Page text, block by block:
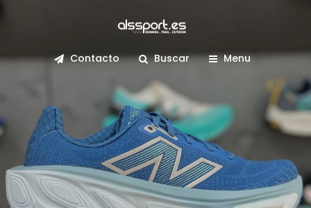
Contacto Buscar Menu